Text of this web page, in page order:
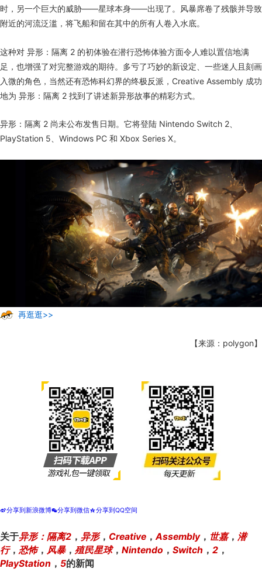
时，另一个巨大的威胁——星球本身——出现了。风暴席卷了残骸并导致
附近的河流泛滥，将飞船和留在其中的所有人卷入水底。
这种对 异形：隔离 2 的初体验在潜行恐怖体验方面令人难以置信地满
足，也增强了对完整游戏的期待。多亏了巧妙的新设定、一些迷人且刻画
入微的角色，当然还有恐怖科幻界的终极反派，Creative Assembly 成功
地为 异形：隔离 2 找到了讲述新异形故事的精彩方式。
异形：隔离 2 尚未公布发售日期。它将登陆 Nintendo Switch 2、
PlayStation 5、Windows PC 和 Xbox Series X。
再逛逛>>
【来源：polygon】
t分享到新浪微博w分享到微信z分享到QQ空间
关于异形：隔离2 ， 异形， Creative ，Assembly， 世嘉， 潜
行， 恐怖， 风暴， 殖民星球， Nintendo ， Switch ， 2 ，
PlayStation ， 5的新闻